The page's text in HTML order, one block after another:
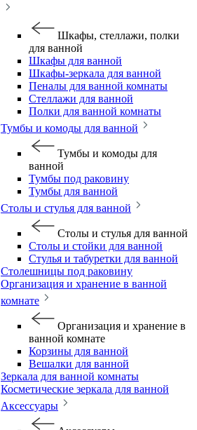
Шкафы, стеллажи, полки
для ванной
Шкафы для ванной
Шкафы-зеркала для ванной
Пеналы для ванной комнаты
Стеллажи для ванной
Полки для ванной комнаты
Тумбы и комоды для ванной
Тумбы и комоды для
ванной
Тумбы под раковину
Тумбы для ванной
Столы и стулья для ванной
Столы и стулья для ванной
Столы и стойки для ванной
Стулья и табуретки для ванной
Столешницы под раковину
Организация и хранение в ванной
комнате
Организация и хранение в
ванной комнате
Корзины для ванной
Вешалки для ванной
Зеркала для ванной комнаты
Косметические зеркала для ванной
Аксессуары